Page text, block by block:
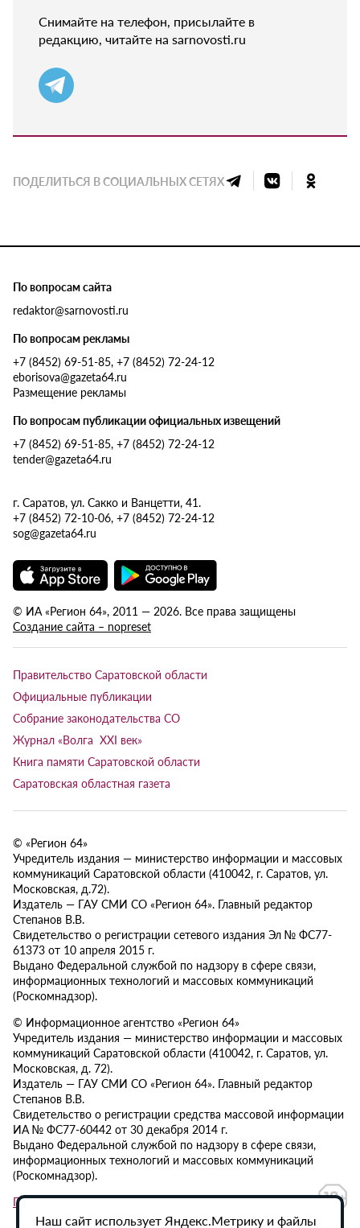
Снимайте на телефон, присылайте в
редакцию, читайте на sarnovosti.ru
ПОДЕЛИТЬСЯ В СОЦИАЛЬНЫХ СЕТЯХ
По вопросам сайта
redaktor@sarnovosti.ru
По вопросам рекламы
+7 (8452) 69-51-85, +7 (8452) 72-24-12
eborisova@gazeta64.ru
Размещение рекламы
По вопросам публикации официальных извещений
+7 (8452) 69-51-85, +7 (8452) 72-24-12
tender@gazeta64.ru
г. Саратов, ул. Сакко и Ванцетти, 41.
+7 (8452) 72-10-06, +7 (8452) 72-24-12
sog@gazeta64.ru
© ИА «Регион 64», 2011 — 2026. Все права защищены
Создание сайта – nopreset
Правительство Саратовской области
Официальные публикации
Собрание законодательства СО
Журнал «Волга XXI век»
Книга памяти Саратовской области
Саратовская областная газета
© «Регион 64»
Учредитель издания — министерство информации и массовых
коммуникаций Саратовской области (410042, г. Саратов, ул.
Московская, д.72).
Издатель — ГАУ СМИ СО «Регион 64». Главный редактор
Степанов В.В.
Свидетельство о регистрации сетевого издания Эл № ФС77-
61373 от 10 апреля 2015 г.
Выдано Федеральной службой по надзору в сфере связи,
информационных технологий и массовых коммуникаций
(Роскомнадзор).
© Информационное агентство «Регион 64»
Учредитель издания — министерство информации и массовых
коммуникаций Саратовской области (410042, г. Саратов, ул.
Московская, д. 72).
Издатель — ГАУ СМИ СО «Регион 64». Главный редактор
Степанов В.В.
Свидетельство о регистрации средства массовой информации
ИА № ФС77-60442 от 30 декабря 2014 г.
Выдано Федеральной службой по надзору в сфере связи,
информационных технологий и массовых коммуникаций
(Роскомнадзор).
Политика в отношении обработки персональных данных
Наш сайт использует Яндекс.Метрику и файлы